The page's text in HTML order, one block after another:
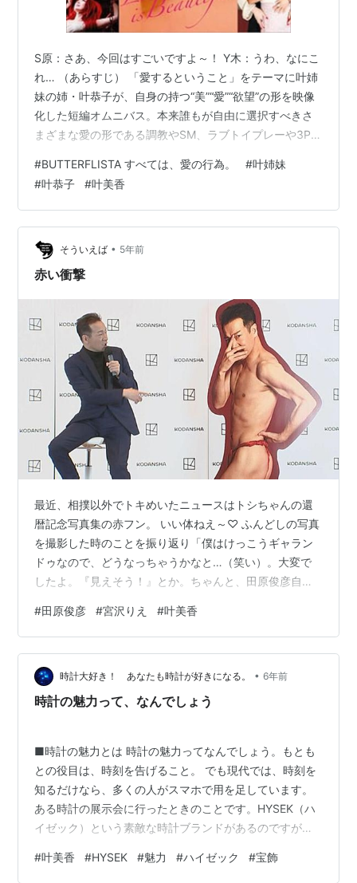
S原：さあ、今回はすごいですよ～！ Y木：うわ、なにこ
れ… （あらすじ） 「愛するということ」をテーマに叶姉
妹の姉・叶恭子が、自身の持つ“美”“愛”“欲望”の形を映像
化した短編オムニバス。本来誰もが自由に選択すべきさ
まざまな愛の形である調教やSM、ラブトイプレーや3Pな
の映画は、あの叶恭子監督作品です。 Y木：おまえ、こ
れを買ったんか……（絶句） S原：中古店で見かけたとき
は失笑して、いったんスルーしたのよ。でも、家に帰っ
てから猛烈に気になりだして、次の休みに買いに行った
（笑）よかったわ、まだ売れ残ってて。 Y木：いや地球
が破滅するまで、そ…
#BUTTERFLISTA すべては、愛の行為。 #叶姉妹
#叶恭子 #叶美香
そういえば • 5年前
赤い衝撃
最近、相撲以外でトキめいたニュースはトシちゃんの還
暦記念写真集の赤フン。 いい体ねえ～♡ ふんどしの写真
を撮影した時のことを振り返り「僕はけっこうギャラン
ドゥなので、どうなっちゃうかなと…（笑い）。大変で
したよ。『見えそう！』とか。ちゃんと、田原俊彦自身
た。 ギャランドゥなの！？ 更にステキね！昨今、毛深さ
は悪のように言われているけど、私は好き。 胸毛も脇毛
も尻毛もギャランドゥも背中毛も脛毛も好き。 そんな訳
で朝から大興奮して写真集が欲しくなってしまう。 還暦
でこのボディ、還暦でこのセミヌード写真撮るあたり、
#田原俊彦 #宮沢りえ #叶美香
時計大好き！ あなたも時計が好きになる。 • 6年前
時計の魅力って、なんでしょう
■時計の魅力とは 時計の魅力ってなんでしょう。もとも
との役目は、時刻を告げること。 でも現代では、時刻を
知るだけなら、多くの人がスマホで用を足しています。
ある時計の展示会に行ったときのことです。HYSEK（ハ
イゼック）という素敵な時計ブランドがあるのですが、
て、キラキラの宝石で飾られた腕時計を見せ、「この時
#叶美香 #HYSEK #魅力 #ハイゼック #宝飾